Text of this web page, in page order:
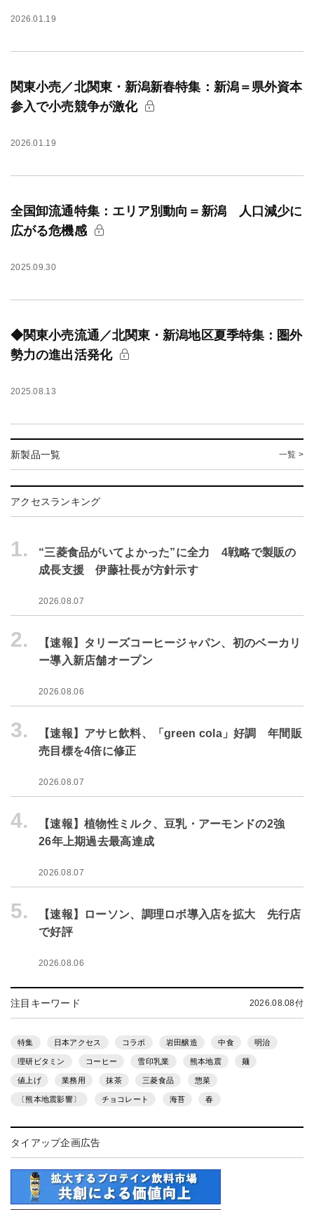
2026.01.19
関東小売／北関東・新潟新春特集：新潟＝県外資本
参入で小売競争が激化
2026.01.19
全国卸流通特集：エリア別動向＝新潟 人口減少に
広がる危機感
2025.09.30
◆関東小売流通／北関東・新潟地区夏季特集：圏外
勢力の進出活発化
2025.08.13
新製品一覧 一覧 >
アクセスランキング
1.
“三菱食品がいてよかった”に全力 4戦略で製販の
成長支援 伊藤社長が方針示す
2026.08.07
2.
【速報】タリーズコーヒージャパン、初のベーカリ
ー導入新店舗オープン
2026.08.06
3.
【速報】アサヒ飲料、「green cola」好調 年間販
売目標を4倍に修正
2026.08.07
4.
【速報】植物性ミルク、豆乳・アーモンドの2強
26年上期過去最高達成
2026.08.07
5.
【速報】ローソン、調理ロボ導入店を拡大 先行店
で好評
2026.08.06
注目キーワード 2026.08.08付
特集 日本アクセス コラボ 岩田醸造 中食 明治
理研ビタミン コーヒー 雪印乳業 熊本地震 麺
値上げ 業務用 抹茶 三菱食品 惣菜
〔熊本地震影響〕 チョコレート 海苔 春
タイアップ企画広告